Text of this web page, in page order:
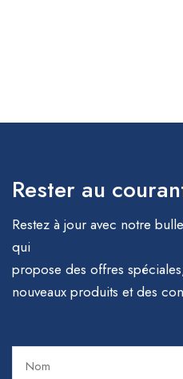
Rester au
Restez à jour avec notre
qui
propose des offres
nouveaux produits et des